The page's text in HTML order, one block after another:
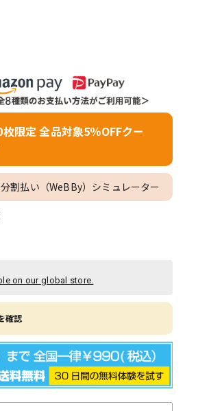
限定 全品対象5％OFFクー
割払い（WeBBy）シミュレーター
on our global store.
確認